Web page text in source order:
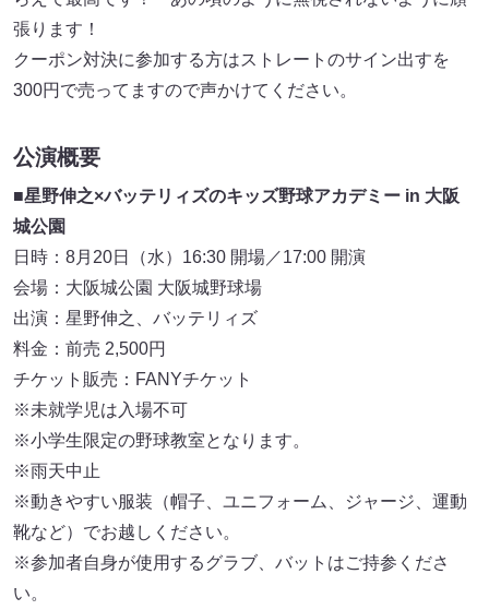
張ります！
クーポン対決に参加する方はストレートのサイン出すを
300円で売ってますので声かけてください。
公演概要
■星野伸之×バッテリィズのキッズ野球アカデミー in 大阪
城公園
日時：8月20日（水）16:30 開場／17:00 開演
会場：大阪城公園 大阪城野球場
出演：星野伸之、バッテリィズ
料金：前売 2,500円
チケット販売：FANYチケット
※未就学児は入場不可
※小学生限定の野球教室となります。
※雨天中止
※動きやすい服装（帽子、ユニフォーム、ジャージ、運動
靴など）でお越しください。
※参加者自身が使用するグラブ、バットはご持参くださ
い。